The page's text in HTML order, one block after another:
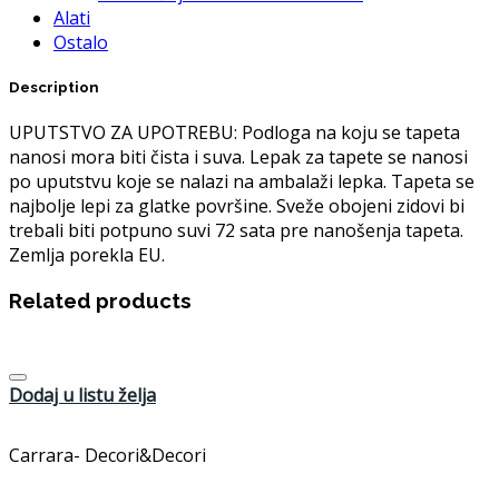
Alati
Ostalo
Description
UPUTSTVO ZA UPOTREBU: Podloga na koju se tapeta
nanosi mora biti čista i suva. Lepak za tapete se nanosi
po uputstvu koje se nalazi na ambalaži lepka. Tapeta se
najbolje lepi za glatke površine. Sveže obojeni zidovi bi
trebali biti potpuno suvi 72 sata pre nanošenja tapeta.
Zemlja porekla EU.
Related products
Dodaj u listu želja
Carrara- Decori&Decori